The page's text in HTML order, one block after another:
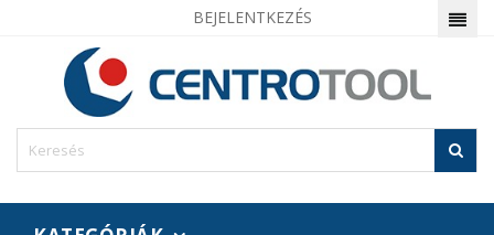
BEJELENTKEZÉS